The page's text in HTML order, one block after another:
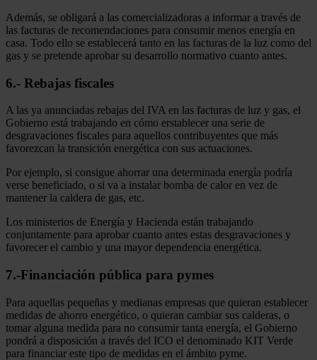
Además, se obligará a las comercializadoras a informar a través de
las facturas de recomendaciones para consumir menos energía en
casa. Todo ello se establecerá tanto en las facturas de la luz como del
gas y se pretende aprobar su desarrollo normativo cuanto antes.
6.- Rebajas fiscales
A las ya anunciadas rebajas del IVA en las facturas de luz y gas, el
Gobierno está trabajando en cómo erstablecer una serie de
desgravaciones fiscales para aquellos contribuyentes que más
favorezcan la transición energética con sus actuaciones.
Por ejemplo, si consigue ahorrar una determinada energía podría
verse beneficiado, o si va a instalar bomba de calor en vez de
mantener la caldera de gas, etc.
Los ministerios de Energía y Hacienda están trabajando
conjuntamente para aprobar cuanto antes estas desgravaciones y
favorecer el cambio y una mayor dependencia energética.
7.-Financiación pública para pymes
Para aquellas pequeñas y medianas empresas que quieran establecer
medidas de ahorro energético, o quieran cambiar sus calderas, o
tomar alguna medida para no consumir tanta energía, el Gobierno
pondrá a disposición a través del ICO el denominado KIT Verde
para financiar este tipo de medidas en el ámbito pyme.